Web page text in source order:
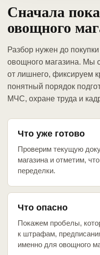
Сначала
овощного
Разбор нужен до
овощного магазина. Мы
от лишнего, фиксируем
понятный порядок
МЧС, охране труда и
Что уже готово
Проверим текущую
магазина и отметим,
переделки.
Что опасно
Покажем пробелы,
к штрафам,
именно для овощного